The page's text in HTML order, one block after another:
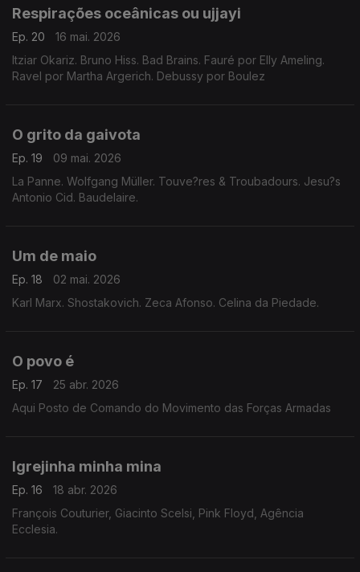
Respirações oceânicas ou ujjayi
Ep. 20
16 mai. 2026
Itziar Okariz. Bruno Hiss. Bad Brains. Fauré por Elly Ameling.
Ravel por Martha Argerich. Debussy por Boulez
O grito da gaivota
Ep. 19
09 mai. 2026
La Panne. Wolfgang Müller. Touve?res & Troubadours. Jesu?s
Antonio Cid. Baudelaire.
Um de maio
Ep. 18
02 mai. 2026
Karl Marx. Shostakovich. Zeca Afonso. Celina da Piedade.
O povo é
Ep. 17
25 abr. 2026
Aqui Posto de Comando do Movimento das Forças Armadas
Igrejinha minha mina
Ep. 16
18 abr. 2026
François Couturier, Giacinto Scelsi, Pink Floyd, Agência
Ecclesia.